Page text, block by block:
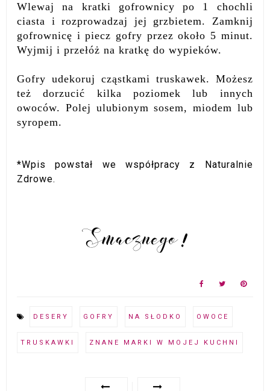
Wlewaj na kratki gofrownicy po 1 chochli
ciasta i rozprowadzaj jej grzbietem. Zamknij
gofrownicę i piecz gofry przez około 5 minut.
Wyjmij i przełóż na kratkę do wypieków.
Gofry udekoruj cząstkami truskawek. Możesz
też dorzucić kilka poziomek lub innych
owoców. Polej ulubionym sosem, miodem lub
syropem.
*Wpis powstał we współpracy z Naturalnie
Zdrowe.
DESERY GOFRY NA SŁODKO OWOCE
TRUSKAWKI ZNANE MARKI W MOJEJ KUCHNI